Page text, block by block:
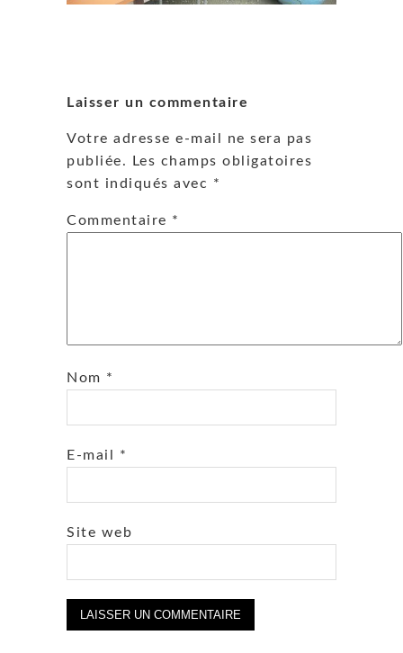
Laisser un commentaire
Votre adresse e-mail ne sera pas
publiée.
Les champs obligatoires
sont indiqués avec *
Commentaire *
Nom *
E-mail *
Site web